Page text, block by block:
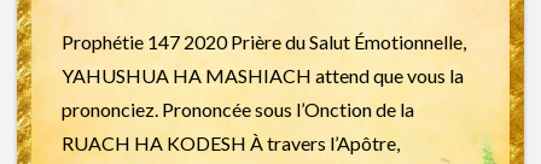
Prophétie 147 2020 Prière du Salut Émotionnelle,
YAHUSHUA HA MASHIACH attend que vous la
prononciez. Prononcée sous l’Onction de la
RUACH HA KODESH À travers l’Apôtre,